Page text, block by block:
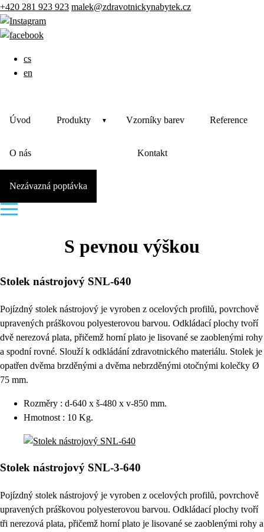
+420 281 923 923 malek@zdravotnickynabytek.cz
cs
en
Úvod Produkty Vzorníky barev Reference
O nás Kontakt
Nezávazná poptávka
S pevnou výškou
Stolek nástrojový SNL-640
Pojízdný stolek nástrojový je vyroben z ocelových profilů, povrchově
upravených práškovou polyesterovou barvou. Odkládací plochy tvoří
dvě nerezová plata, přičemž horní plato je lisované se zaoblenými rohy
a spodní rovné. Slouží k odkládání zdravotnického materiálu. Stolek je
opatřen dvěma brzděnými a dvěma nebrzděnými otočnými kolečky Ø
75 mm.
Rozměry : d-640 x š-480 x v-850 mm.
Hmotnost : 10 Kg.
Stolek nástrojový SNL-3-640
Pojízdný stolek nástrojový je vyroben z ocelových profilů, povrchově
upravených práškovou polyesterovou barvou. Odkládací plochy tvoří
tři nerezová plata, přičemž horní plato je lisované se zaoblenými rohy a